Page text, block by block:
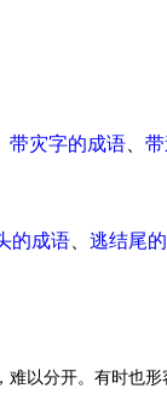
带灾字的成语
的成语
逃结尾
以分开。有时也